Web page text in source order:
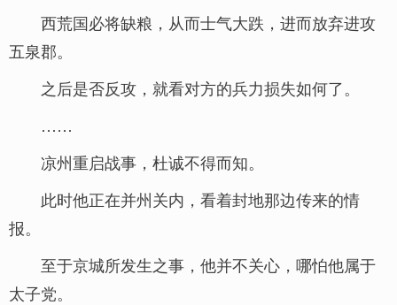
西荒国必将缺粮，从而士气大跌，进而放弃进攻
五泉郡。
之后是否反攻，就看对方的兵力损失如何了。
……
凉州重启战事，杜诚不得而知。
此时他正在并州关内，看着封地那边传来的情
报。
至于京城所发生之事，他并不关心，哪怕他属于
太子党。